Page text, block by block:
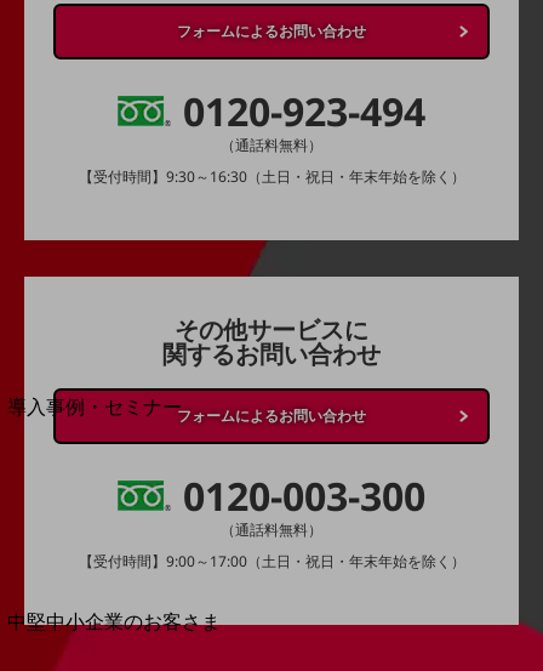
モバイルサービス
運用保守・故障紛失サポート
お手続き
別ウィンドウで開きます
導入事例・セミナー
導入事例TOP
最新の導入事例や注目の導入事例をご紹介します
開催・出展する各種セミナー、イベント情報をご紹介します
中堅中小企業のお客さま
NTTドコモビジネスウォッチ
フォームによるお問い合わせ
0120-923-494
（通話料無料）
【受付時間】9:30～16:30（土日・祝日・年末年始を除く）
その他サービスに
関するお問い合わせ
フォームによるお問い合わせ
0120-003-300
（通話料無料）
【受付時間】9:00～17:00（土日・祝日・年末年始を除く）